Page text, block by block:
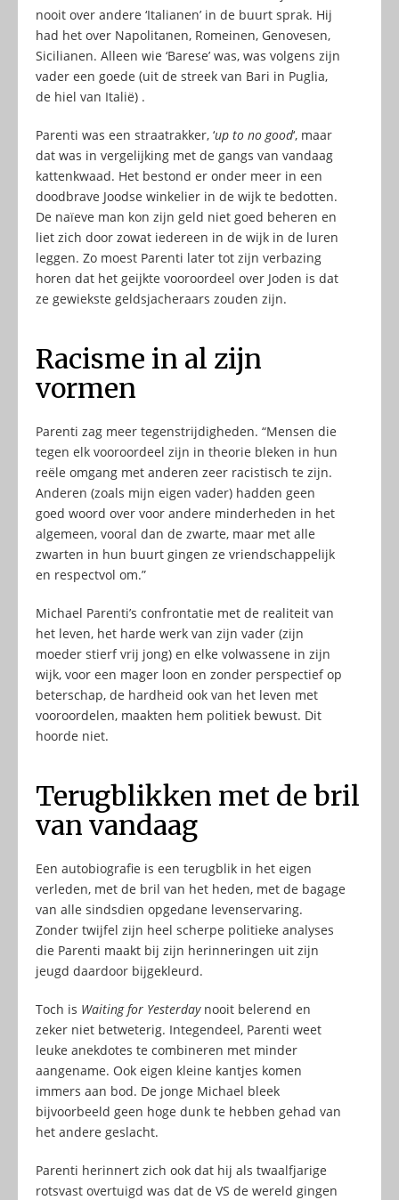
nooit over andere ‘Italianen’ in de buurt sprak. Hij
had het over Napolitanen, Romeinen, Genovesen,
Sicilianen. Alleen wie ‘Barese’ was, was volgens zijn
vader een goede (uit de streek van Bari in Puglia,
de hiel van Italië) .
Parenti was een straatrakker, ‘up to no good‘, maar
dat was in vergelijking met de gangs van vandaag
kattenkwaad. Het bestond er onder meer in een
doodbrave Joodse winkelier in de wijk te bedotten.
De naïeve man kon zijn geld niet goed beheren en
liet zich door zowat iedereen in de wijk in de luren
leggen. Zo moest Parenti later tot zijn verbazing
horen dat het geijkte vooroordeel over Joden is dat
ze gewiekste geldsjacheraars zouden zijn.
Racisme in al zijn
vormen
Parenti zag meer tegenstrijdigheden. “Mensen die
tegen elk vooroordeel zijn in theorie bleken in hun
reële omgang met anderen zeer racistisch te zijn.
Anderen (zoals mijn eigen vader) hadden geen
goed woord over voor andere minderheden in het
algemeen, vooral dan de zwarte, maar met alle
zwarten in hun buurt gingen ze vriendschappelijk
en respectvol om.”
Michael Parenti’s confrontatie met de realiteit van
het leven, het harde werk van zijn vader (zijn
moeder stierf vrij jong) en elke volwassene in zijn
wijk, voor een mager loon en zonder perspectief op
beterschap, de hardheid ook van het leven met
vooroordelen, maakten hem politiek bewust. Dit
hoorde niet.
Terugblikken met de bril
van vandaag
Een autobiografie is een terugblik in het eigen
verleden, met de bril van het heden, met de bagage
van alle sindsdien opgedane levenservaring.
Zonder twijfel zijn heel scherpe politieke analyses
die Parenti maakt bij zijn herinneringen uit zijn
jeugd daardoor bijgekleurd.
Toch is Waiting for Yesterdaynooit belerend en
zeker niet betweterig. Integendeel, Parenti weet
leuke anekdotes te combineren met minder
aangename. Ook eigen kleine kantjes komen
immers aan bod. De jonge Michael bleek
bijvoorbeeld geen hoge dunk te hebben gehad van
het andere geslacht.
Parenti herinnert zich ook dat hij als twaalfjarige
rotsvast overtuigd was dat de VS de wereld gingen